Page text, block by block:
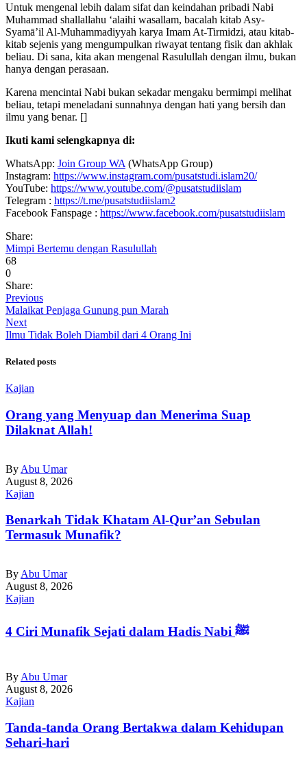
Untuk mengenal lebih dalam sifat dan keindahan pribadi Nabi
Muhammad shallallahu ‘alaihi wasallam, bacalah kitab Asy-
Syamā’il Al-Muhammadiyyah karya Imam At-Tirmidzi, atau kitab-
kitab sejenis yang mengumpulkan riwayat tentang fisik dan akhlak
beliau. Di sana, kita akan mengenal Rasulullah dengan ilmu, bukan
hanya dengan perasaan.
Karena mencintai Nabi bukan sekadar mengaku bermimpi melihat
beliau, tetapi meneladani sunnahnya dengan hati yang bersih dan
ilmu yang benar. []
Ikuti kami selengkapnya di:
WhatsApp: Join Group WA (WhatsApp Group)
Instagram: https://www.instagram.com/pusatstudi.islam20/
YouTube: https://www.youtube.com/@pusatstudiislam
Telegram : https://t.me/pusatstudiislam2
Facebook Fanspage : https://www.facebook.com/pusatstudiislam
Share:
Mimpi Bertemu dengan Rasulullah
68
0
Share:
Previous
Malaikat Penjaga Gunung pun Marah
Next
Ilmu Tidak Boleh Diambil dari 4 Orang Ini
Related posts
Kajian
Orang yang Menyuap dan Menerima Suap
Dilaknat Allah!
By Abu Umar
August 8, 2026
Kajian
Benarkah Tidak Khatam Al-Qur’an Sebulan
Termasuk Munafik?
By Abu Umar
August 8, 2026
Kajian
4 Ciri Munafik Sejati dalam Hadis Nabi ﷺ
By Abu Umar
August 8, 2026
Kajian
Tanda-tanda Orang Bertakwa dalam Kehidupan
Sehari-hari